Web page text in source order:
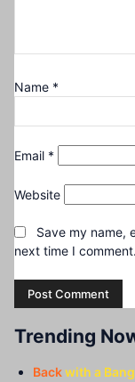
Name *
Email *
Website
Save my name,
next time I comment.
Trending
Backwith a